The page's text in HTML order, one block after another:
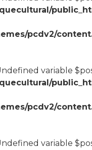
pcdv2/
variable
pcdv2/
variable